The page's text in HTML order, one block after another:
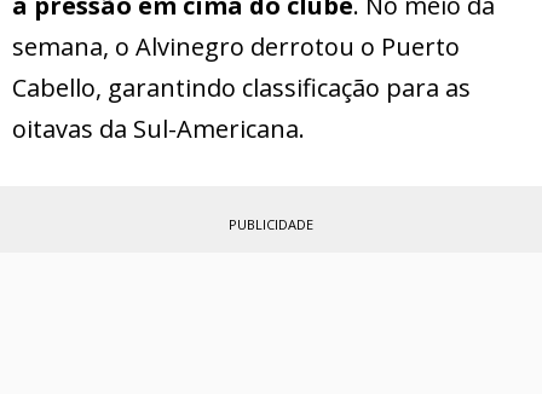
semana, o Alvinegro derrotou o Puerto
Cabello, garantindo classificação para as
oitavas da Sul-Americana.
PUBLICIDADE